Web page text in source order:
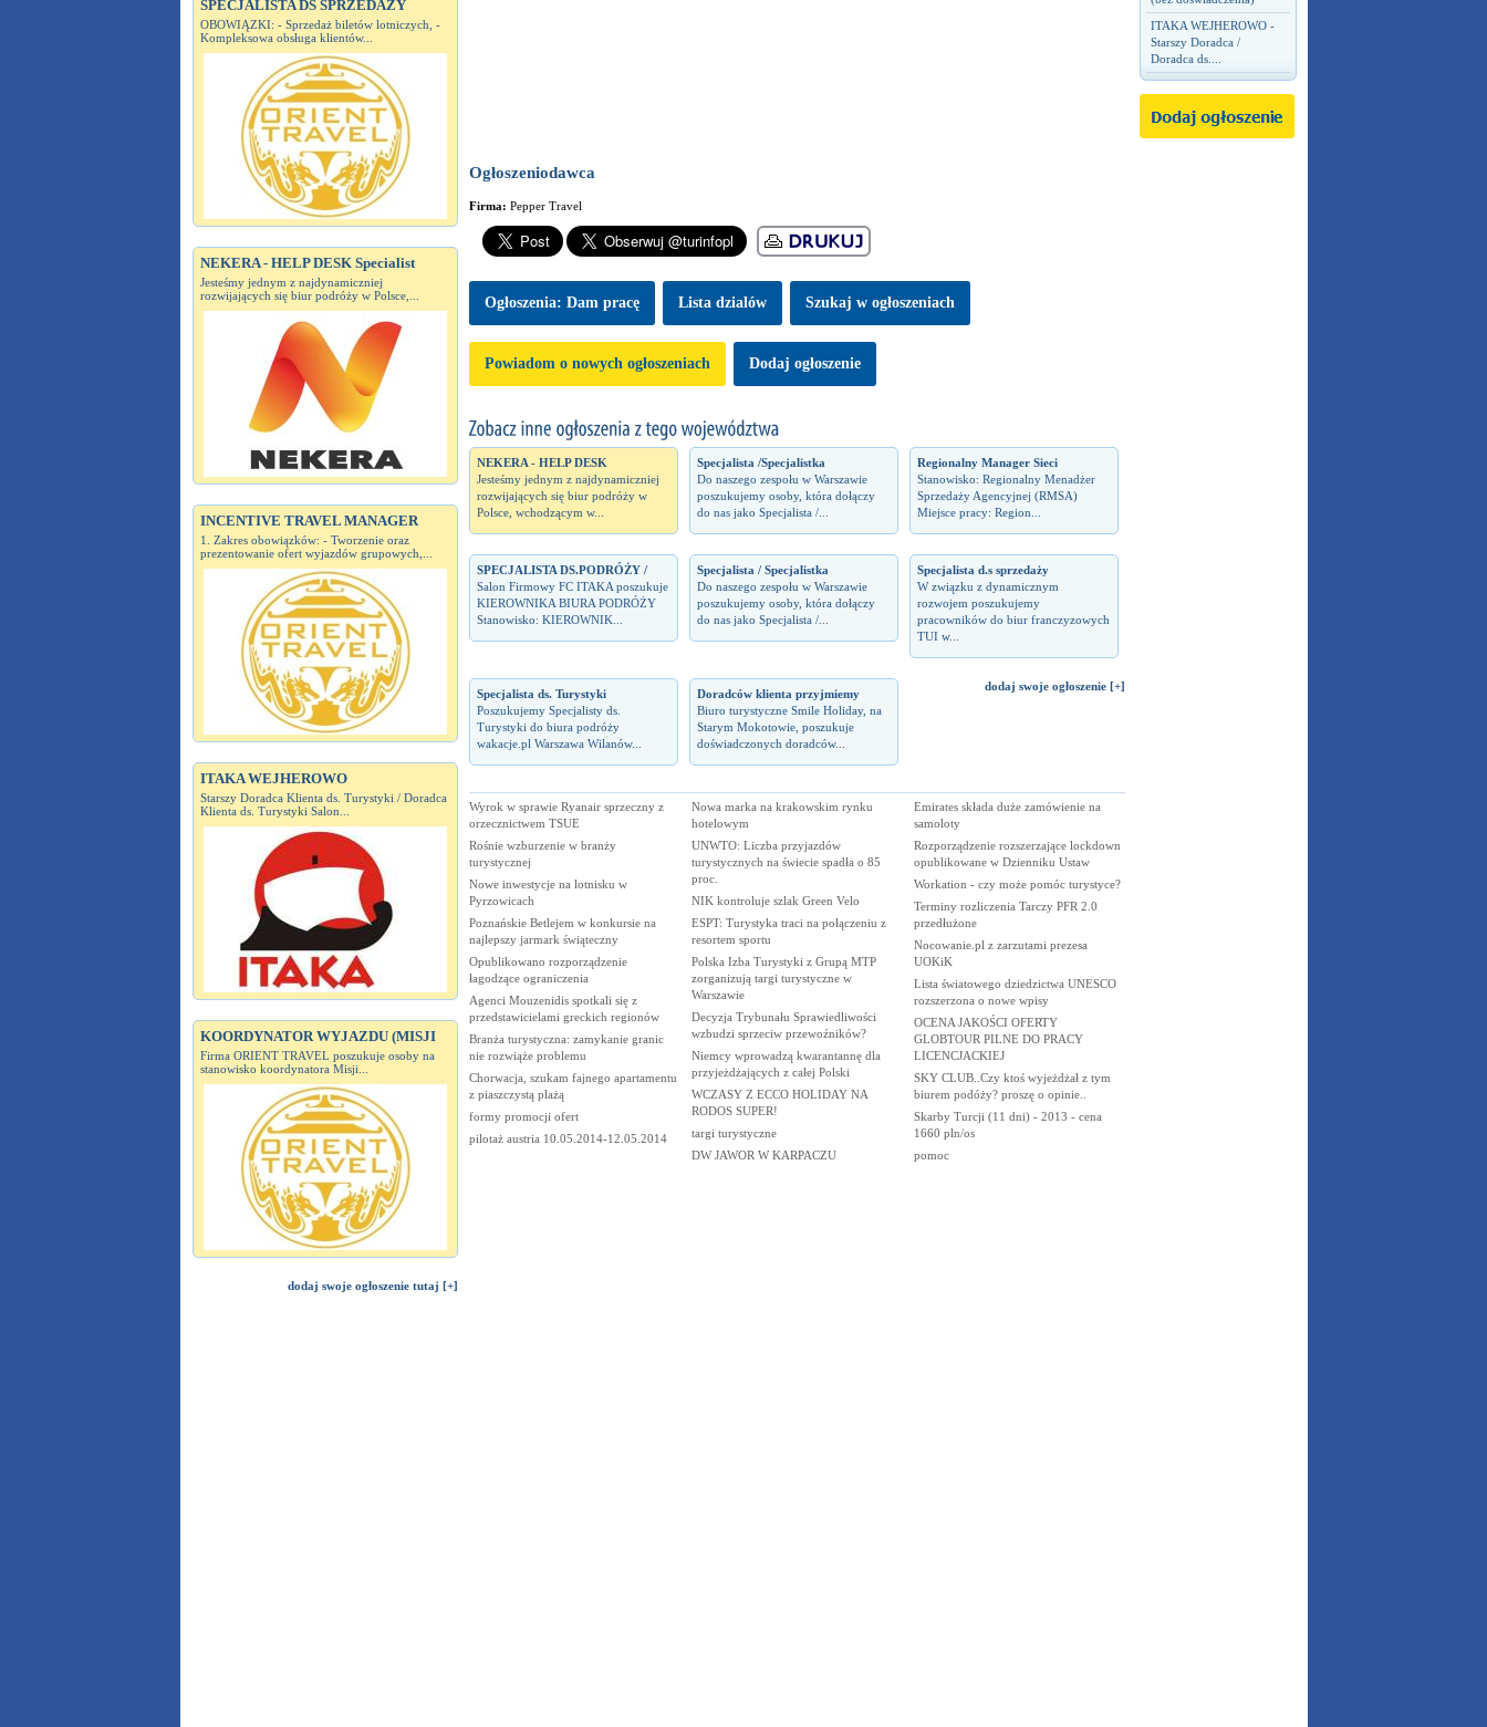
SPECJALISTA DS SPRZEDAŻY
OBOWIĄZKI: - Sprzedaż biletów lotniczych, -
Kompleksowa obsługa klientów...
NEKERA - HELP DESK Specialist
Jesteśmy jednym z najdynamiczniej
rozwijających się biur podróży w Polsce,...
INCENTIVE TRAVEL MANAGER
1. Zakres obowiązków: - Tworzenie oraz
prezentowanie ofert wyjazdów grupowych,...
ITAKA WEJHEROWO
Starszy Doradca Klienta ds. Turystyki / Doradca
Klienta ds. Turystyki Salon...
KOORDYNATOR WYJAZDU (MISJI
Firma ORIENT TRAVEL poszukuje osoby na
stanowisko koordynatora Misji...
dodaj swoje ogłoszenie tutaj [+]
ITAKA WEJHEROWO -
Starszy Doradca /
Doradca ds....
Ogłoszeniodawca
Firma: Pepper Travel
Ogłoszenia: Dam pracę Lista dzialów Szukaj w ogłoszeniach
Powiadom o nowych ogłoszeniach Dodaj ogłoszenie
NEKERA - HELP DESK
Jesteśmy jednym z najdynamiczniej
rozwijających się biur podróży w
Polsce, wchodzącym w...
Specjalista /Specjalistka
Do naszego zespołu w Warszawie
poszukujemy osoby, która dołączy
do nas jako Specjalista /...
Regionalny Manager Sieci
Stanowisko: Regionalny Menadżer
Sprzedaży Agencyjnej (RMSA)
Miejsce pracy: Region...
SPECJALISTA DS.PODRÓŻY /
Salon Firmowy FC ITAKA poszukuje
KIEROWNIKA BIURA PODRÓŻY
Stanowisko: KIEROWNIK...
Specjalista / Specjalistka
Do naszego zespołu w Warszawie
poszukujemy osoby, która dołączy
do nas jako Specjalista /...
Specjalista d.s sprzedaży
W związku z dynamicznym
rozwojem poszukujemy
pracowników do biur franczyzowych
TUI w...
Specjalista ds. Turystyki
Poszukujemy Specjalisty ds.
Turystyki do biura podróży
wakacje.pl Warszawa Wilanów...
Doradców klienta przyjmiemy
Biuro turystyczne Smile Holiday, na
Starym Mokotowie, poszukuje
doświadczonych doradców...
dodaj swoje ogłoszenie [+]
Wyrok w sprawie Ryanair sprzeczny z
orzecznictwem TSUE
Rośnie wzburzenie w branży
turystycznej
Nowe inwestycje na lotnisku w
Pyrzowicach
Poznańskie Betlejem w konkursie na
najlepszy jarmark świąteczny
Opublikowano rozporządzenie
łagodzące ograniczenia
Agenci Mouzenidis spotkali się z
przedstawicielami greckich regionów
Branża turystyczna: zamykanie granic
nie rozwiąże problemu
Chorwacja, szukam fajnego apartamentu
z piaszczystą plażą
formy promocji ofert
pilotaż austria 10.05.2014-12.05.2014
Nowa marka na krakowskim rynku
hotelowym
UNWTO: Liczba przyjazdów
turystycznych na świecie spadła o 85
proc.
NIK kontroluje szlak Green Velo
ESPT: Turystyka traci na połączeniu z
resortem sportu
Polska Izba Turystyki z Grupą MTP
zorganizują targi turystyczne w
Warszawie
Decyzja Trybunału Sprawiedliwości
wzbudzi sprzeciw przewoźników?
Niemcy wprowadzą kwarantannę dla
przyjeżdżających z całej Polski
WCZASY Z ECCO HOLIDAY NA
RODOS SUPER!
targi turystyczne
DW JAWOR W KARPACZU
Emirates składa duże zamówienie na
samoloty
Rozporządzenie rozszerzające lockdown
opublikowane w Dzienniku Ustaw
Workation - czy może pomóc turystyce?
Terminy rozliczenia Tarczy PFR 2.0
przedłużone
Nocowanie.pl z zarzutami prezesa
UOKiK
Lista światowego dziedzictwa UNESCO
rozszerzona o nowe wpisy
OCENA JAKOŚCI OFERTY
GLOBTOUR PILNE DO PRACY
LICENCJACKIEJ
SKY CLUB..Czy ktoś wyjeżdżał z tym
biurem podóży? proszę o opinie..
Skarby Turcji (11 dni) - 2013 - cena
1660 pln/os
pomoc